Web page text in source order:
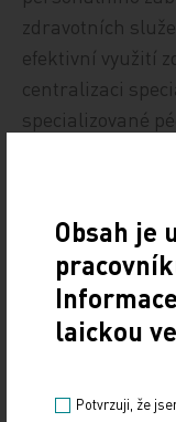
zdravotních
efektivní využití
centralizaci
specializované
fondů,“ avizuje
Obsah je
laickou
Potvrzuji, že